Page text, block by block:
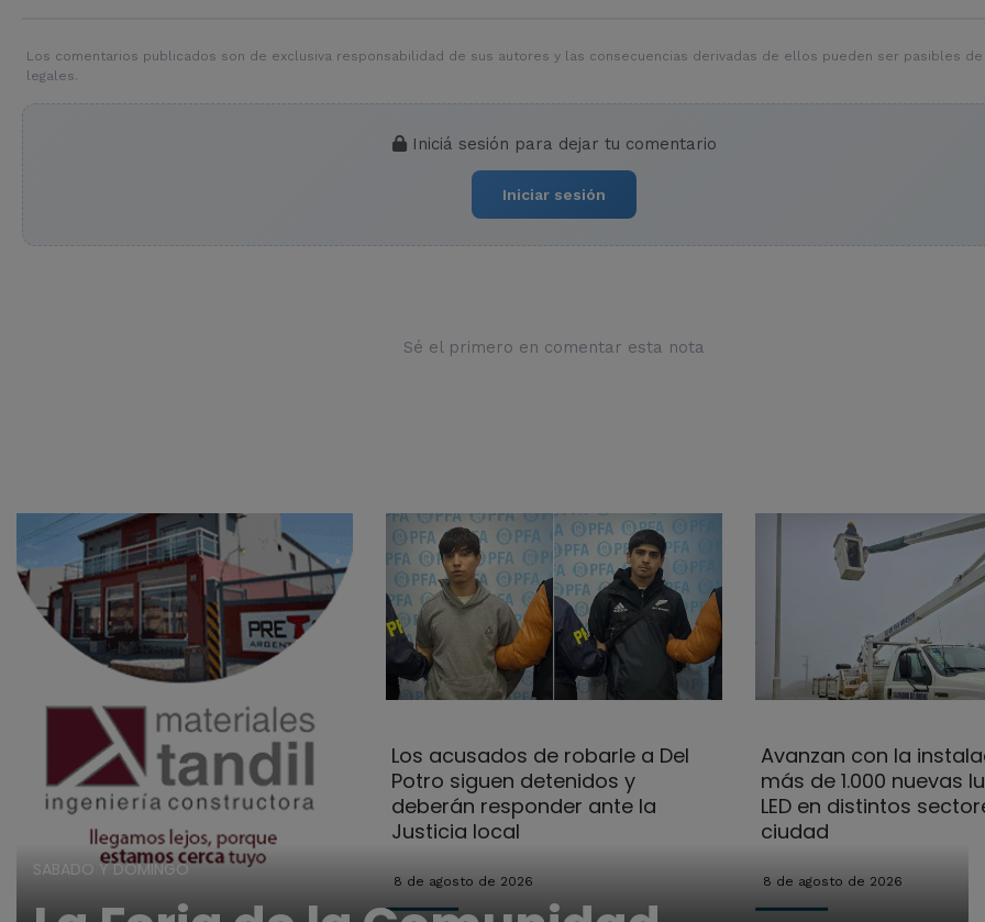
Los comentarios publicados son de exclusiva responsabilidad de sus autores y las consecuencias derivadas de ellos pueden ser pasibles de
legales.
Iniciá sesión para dejar tu comentario
Iniciar sesión
Sé el primero en comentar esta nota
Los acusados de robarle a Del
Potro siguen detenidos y
deberán responder ante la
Justicia local
8 de agosto de 2026
Avanzan con la
más de 1.000 nuevas
LED en distintos
ciudad
8 de agosto de 2026
SABADO Y DOMINGO